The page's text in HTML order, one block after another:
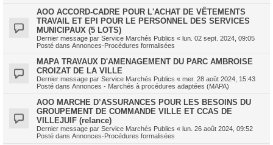
AOO ACCORD-CADRE POUR L'ACHAT DE VÊTEMENTS
TRAVAIL ET EPI POUR LE PERSONNEL DES SERVICES
MUNICIPAUX (5 LOTS)
Dernier message par Service Marchés Publics « lun. 02 sept. 2024, 09:05
Posté dans Annonces-Procédures formalisées
MAPA TRAVAUX D'AMENAGEMENT DU PARC AMBROISE
CROIZAT DE LA VILLE
Dernier message par Service Marchés Publics « mer. 28 août 2024, 15:43
Posté dans Annonces - Marchés à procédures adaptées (MAPA)
AOO MARCHE D’ASSURANCES POUR LES BESOINS DU
GROUPEMENT DE COMMANDE VILLE ET CCAS DE
VILLEJUIF (relance)
Dernier message par Service Marchés Publics « lun. 26 août 2024, 09:52
Posté dans Annonces-Procédures formalisées